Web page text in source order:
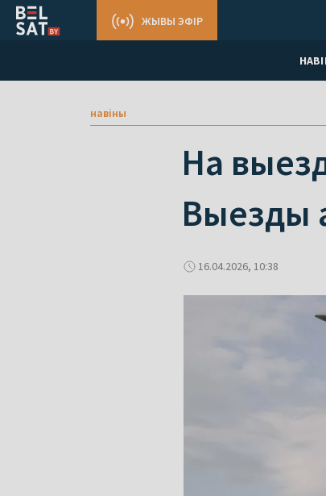
ЖЫВЫ ЭФІР
навіны
На
Выезды
16.04.2026, 10:38